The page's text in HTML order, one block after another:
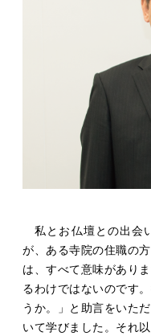
私とお仏壇との出会
が、ある寺院の住職の
は、すべて意味があり
るわけではないのです
うか。」と助言をいた
いて学びました。それ